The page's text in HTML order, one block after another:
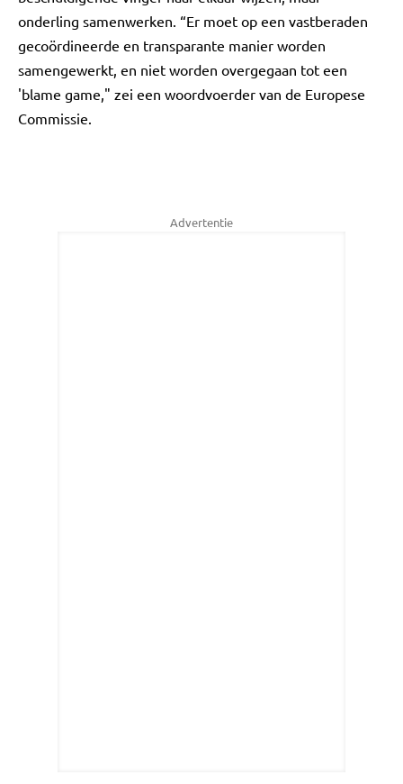
onderling samenwerken. “Er moet op een vastberaden
gecoördineerde en transparante manier worden
samengewerkt, en niet worden overgegaan tot een
'blame game," zei een woordvoerder van de Europese
Commissie.
Advertentie